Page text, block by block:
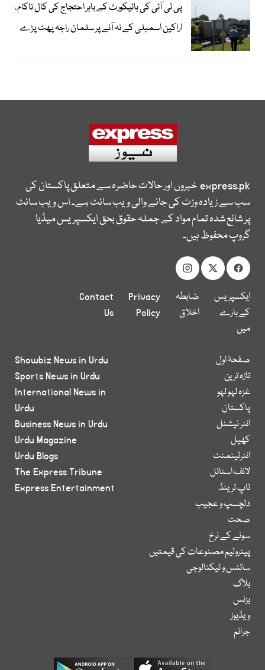
پی ٹی آئی کی ہائیکورٹ کے باہر احتجاج کی کال ناکام،
اراکین اسمبلی کے نہ آنے پر سلمان راجہ پھٹ پڑے
express.pkخبروں اور حالات حاضرہ سے متعلق پاکستان کی
سب سے زیادہ وزٹ کی جانے والی ویب سائٹ ہے۔ اس ویب سائٹ
پر شائع شدہ تمام مواد کے جملہ حقوق بحق ایکسپریس میڈیا
گروپ محفوظ ہیں۔
ایکسپریس
کے بارے
میں
ضابطہ
اخلاق
Privacy
Policy
Contact
Us
صفحۂ اول
تازہ ترین
غزہ لہو لہو
پاکستان
انٹر نیشنل
کھیل
انٹرٹینمنٹ
لائف اسٹائل
ٹاپ ٹرینڈ
دلچسپ و عجیب
صحت
سونے کے نرخ
پیٹرولیم مصنوعات کی قیمتیں
سائنس و ٹیکنالوجی
بلاگ
بزنس
ویڈیوز
جرائم
Showbiz News in Urdu
Sports News in Urdu
International News in
Urdu
Business News in Urdu
Urdu Magazine
Urdu Blogs
The Express Tribune
Express Entertainment